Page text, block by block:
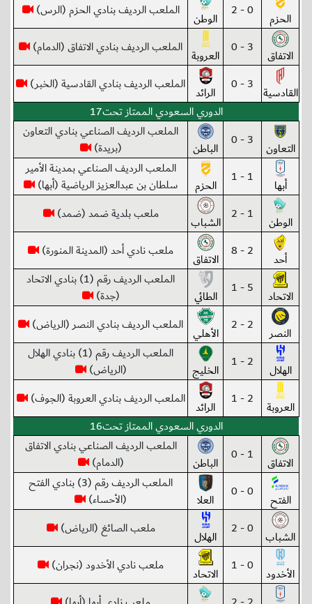
الحزم 0 - 2 الوطن الملعب الرديف بنادي الحزم (الرس)
الاتفاق 3 - 0 العروبة الملعب الرديف بنادي الاتفاق (الدمام)
القادسية 3 - 0 الرائد الملعب الرديف بنادي القادسية (الخبر)
الدوري السعودي الممتاز تحت17
التعاون 3 - 0 الباطن
الملعب الرديف الصناعي بنادي التعاون
(بريدة)
أبها 1 - 1 الحزم
الملعب الرديف الصناعي بمدينة الأمير
سلطان بن عبدالعزيز الرياضية (أبها)
الوطن 1 - 2 الشباب ملعب بلدية ضمد (ضمد)
أحد 2 - 8 الاتفاق ملعب نادي أحد (المدينة المنورة)
الاتحاد 5 - 1 الطائي
الملعب الرديف رقم (1) بنادي الاتحاد
(جدة)
النصر 2 - 2 الأهلي الملعب الرديف بنادي النصر (الرياض)
الهلال 2 - 1 الخليج
الملعب الرديف رقم (1) بنادي الهلال
(الرياض)
العروبة 2 - 1 الرائد الملعب الرديف بنادي العروبة (الجوف)
الدوري السعودي الممتاز تحت16
الاتفاق 1 - 0 الباطن
الملعب الرديف الصناعي بنادي الاتفاق
(الدمام)
الفتح 0 - 0 العلا
الملعب الرديف رقم (3) بنادي الفتح
(الأحساء)
الشباب 0 - 2 الهلال ملعب الصائغ (الرياض)
الأخدود 0 - 1 الاتحاد ملعب نادي الأخدود (نجران)